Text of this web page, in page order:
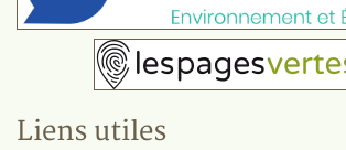
Liens utiles